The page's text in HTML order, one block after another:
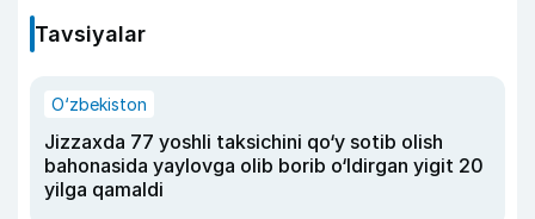
Tavsiyalar
O‘zbekiston
Jizzaxda 77 yoshli taksichini qo‘y sotib olish
bahonasida yaylovga olib borib o‘ldirgan yigit 20
yilga qamaldi